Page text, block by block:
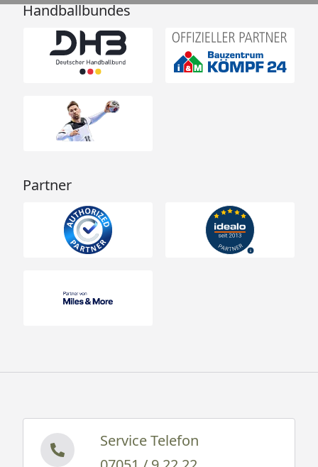
Handballbundes
Partner
Service Telefon